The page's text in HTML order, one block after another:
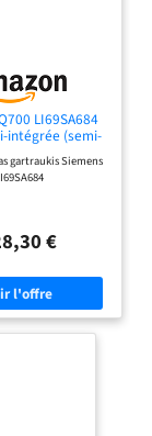
x 29 cm.
niche (H x l
29 cm
LI69SA684
intégrée (semi-
Noir, Acier
935 m³/h A
gartraukis Siemens
€